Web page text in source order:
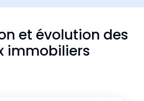
et évolution des
immobiliers